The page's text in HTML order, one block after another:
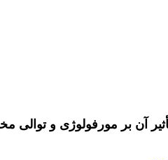
آن بر مورفولوژی و توالی